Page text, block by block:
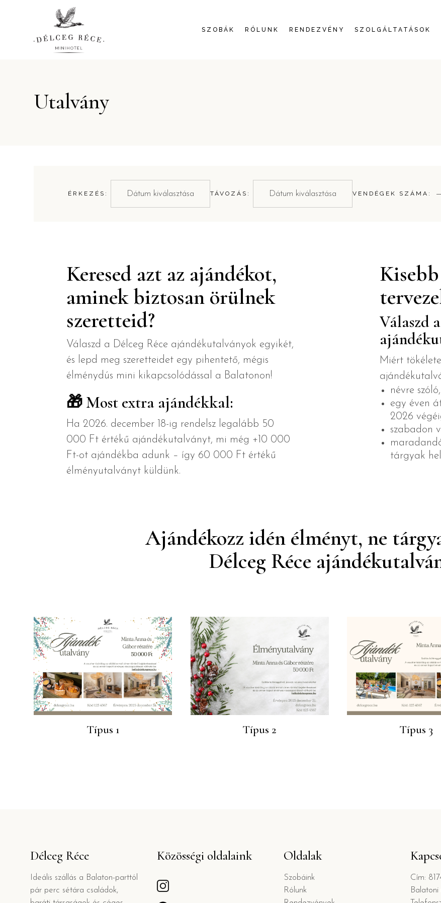
SZOBÁK RÓLUNK RENDEZVÉNY SZOLGÁLTATÁSOK
Utalvány
ÉRKEZÉS: TÁVOZÁS: VENDÉGEK SZÁMA: −
Keresed azt az ajándékot,
aminek biztosan örülnek
szeretteid?
Válaszd a Délceg Réce ajándékutalványok egyikét,
és lepd meg szeretteidet egy pihentető, mégis
élménydús mini kikapcsolódással a Balatonon!
🎁 Most extra ajándékkal:
Ha 2026. december 18-ig rendelsz legalább 50
000 Ft értékű ajándékutalványt, mi még +10 000
Ft-ot ajándékba adunk – így 60 000 Ft értékű
élményutalványt küldünk.
Válaszd
Miért
névre
egy éven
2026
szabadon
tárgyak
Ajándékozz idén élményt, ne
Délceg Réce
Típus 1 Típus 2 Típus 3
Délceg Réce
Ideális szállás a Balaton-parttól
pár perc sétára családok,
Közösségi oldalaink Oldalak
Szobáink
Rólunk
Cím:
Balatoni